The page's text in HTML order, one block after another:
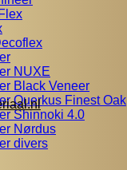
NUXE
Black Veneer
Querkus Finest Oak
Shinnoki 4.0
Nørdus
divers